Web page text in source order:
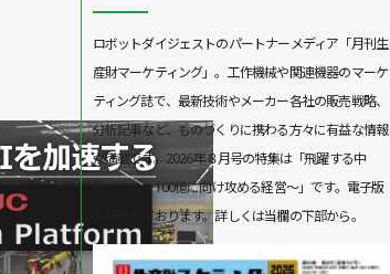
ロボットダイジェストのパートナーメディア「月刊生
産財マーケティング」。工作機械や関連機器のマーケ
ティング誌で、最新技術やメーカー各社の販売戦略、
分析記事など、ものづくりに携わる方々に有益な情報
が満載です。2026年８月号の特集は「飛躍する中
堅・中小～100億に向け攻める経営～」です。電子版
も販売しております。詳しくは当欄の下部から。